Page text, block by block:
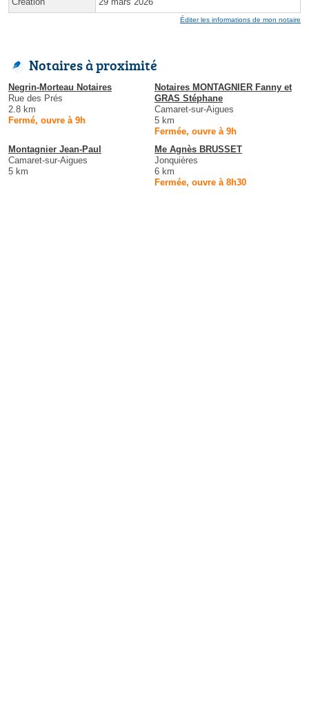
Éditer les informations de mon notaire
Notaires à proximité
Negrin-Morteau Notaires
Rue des Prés
2.8 km
Fermé, ouvre à 9h
Notaires MONTAGNIER Fanny et
GRAS Stéphane
Camaret-sur-Aigues
5 km
Fermée, ouvre à 9h
Montagnier Jean-Paul
Camaret-sur-Aigues
5 km
Me Agnès BRUSSET
Jonquières
6 km
Fermée, ouvre à 8h30